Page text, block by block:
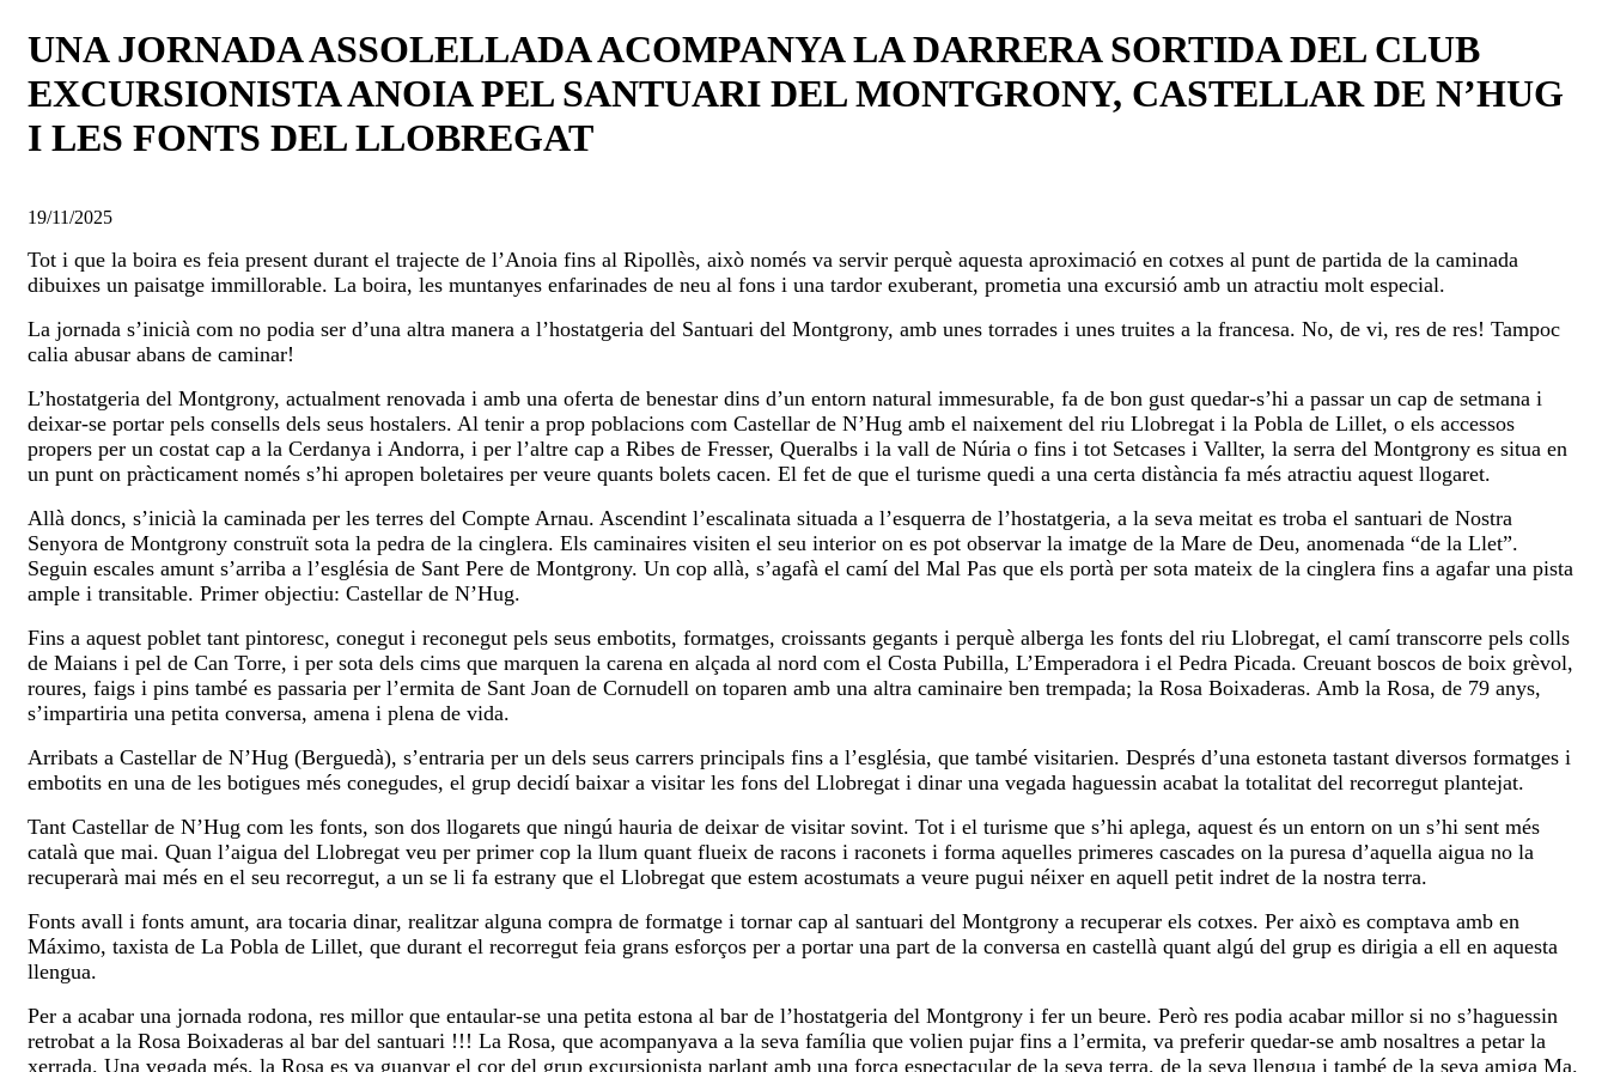
UNA JORNADA ASSOLELLADA ACOMPANYA LA DARRERA SORTIDA DEL CLUB
EXCURSIONISTA ANOIA PEL SANTUARI DEL MONTGRONY, CASTELLAR DE N’HUG
I LES FONTS DEL LLOBREGAT
19/11/2025
Tot i que la boira es feia present durant el trajecte de l’Anoia fins al Ripollès, això només va servir perquè aquesta aproximació en cotxes al punt de partida de la caminada
dibuixes un paisatge immillorable. La boira, les muntanyes enfarinades de neu al fons i una tardor exuberant, prometia una excursió amb un atractiu molt especial.
La jornada s’inicià com no podia ser d’una altra manera a l’hostatgeria del Santuari del Montgrony, amb unes torrades i unes truites a la francesa. No, de vi, res de res! Tampoc
calia abusar abans de caminar!
L’hostatgeria del Montgrony, actualment renovada i amb una oferta de benestar dins d’un entorn natural immesurable, fa de bon gust quedar-s’hi a passar un cap de setmana i
deixar-se portar pels consells dels seus hostalers. Al tenir a prop poblacions com Castellar de N’Hug amb el naixement del riu Llobregat i la Pobla de Lillet, o els accessos
propers per un costat cap a la Cerdanya i Andorra, i per l’altre cap a Ribes de Fresser, Queralbs i la vall de Núria o fins i tot Setcases i Vallter, la serra del Montgrony es situa en
un punt on pràcticament només s’hi apropen boletaires per veure quants bolets cacen. El fet de que el turisme quedi a una certa distància fa més atractiu aquest llogaret.
Allà doncs, s’inicià la caminada per les terres del Compte Arnau. Ascendint l’escalinata situada a l’esquerra de l’hostatgeria, a la seva meitat es troba el santuari de Nostra
Senyora de Montgrony construït sota la pedra de la cinglera. Els caminaires visiten el seu interior on es pot observar la imatge de la Mare de Deu, anomenada “de la Llet”.
Seguin escales amunt s’arriba a l’església de Sant Pere de Montgrony. Un cop allà, s’agafà el camí del Mal Pas que els portà per sota mateix de la cinglera fins a agafar una pista
ample i transitable. Primer objectiu: Castellar de N’Hug.
Fins a aquest poblet tant pintoresc, conegut i reconegut pels seus embotits, formatges, croissants gegants i perquè alberga les fonts del riu Llobregat, el camí transcorre pels colls
de Maians i pel de Can Torre, i per sota dels cims que marquen la carena en alçada al nord com el Costa Pubilla, L’Emperadora i el Pedra Picada. Creuant boscos de boix grèvol,
roures, faigs i pins també es passaria per l’ermita de Sant Joan de Cornudell on toparen amb una altra caminaire ben trempada; la Rosa Boixaderas. Amb la Rosa, de 79 anys,
s’impartiria una petita conversa, amena i plena de vida.
Arribats a Castellar de N’Hug (Berguedà), s’entraria per un dels seus carrers principals fins a l’església, que també visitarien. Després d’una estoneta tastant diversos formatges i
embotits en una de les botigues més conegudes, el grup decidí baixar a visitar les fons del Llobregat i dinar una vegada haguessin acabat la totalitat del recorregut plantejat.
Tant Castellar de N’Hug com les fonts, son dos llogarets que ningú hauria de deixar de visitar sovint. Tot i el turisme que s’hi aplega, aquest és un entorn on un s’hi sent més
català que mai. Quan l’aigua del Llobregat veu per primer cop la llum quant flueix de racons i raconets i forma aquelles primeres cascades on la puresa d’aquella aigua no la
recuperarà mai més en el seu recorregut, a un se li fa estrany que el Llobregat que estem acostumats a veure pugui néixer en aquell petit indret de la nostra terra.
Fonts avall i fonts amunt, ara tocaria dinar, realitzar alguna compra de formatge i tornar cap al santuari del Montgrony a recuperar els cotxes. Per això es comptava amb en
Máximo, taxista de La Pobla de Lillet, que durant el recorregut feia grans esforços per a portar una part de la conversa en castellà quant algú del grup es dirigia a ell en aquesta
llengua.
Per a acabar una jornada rodona, res millor que entaular-se una petita estona al bar de l’hostatgeria del Montgrony i fer un beure. Però res podia acabar millor si no s’haguessin
retrobat a la Rosa Boixaderas al bar del santuari !!! La Rosa, que acompanyava a la seva família que volien pujar fins a l’ermita, va preferir quedar-se amb nosaltres a petar la
xerrada. Una vegada més, la Rosa es va guanyar el cor del grup excursionista parlant amb una força espectacular de la seva terra, de la seva llengua i també de la seva amiga Ma.